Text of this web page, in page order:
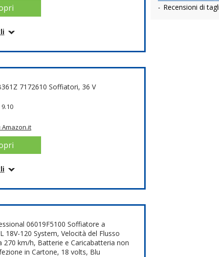
su Amazon.it
Scopri
cubici al minuto
x 23.5 x 34 cm
7172610 Soffiatori, 36 V
9.10
Amazon.it
06019F5100 Soffiatore a
18V-120 System, Velocità del Flusso
270 km/h, Batterie e Caricabatteria non
in Cartone, 18 volts, Blu
Recensioni di